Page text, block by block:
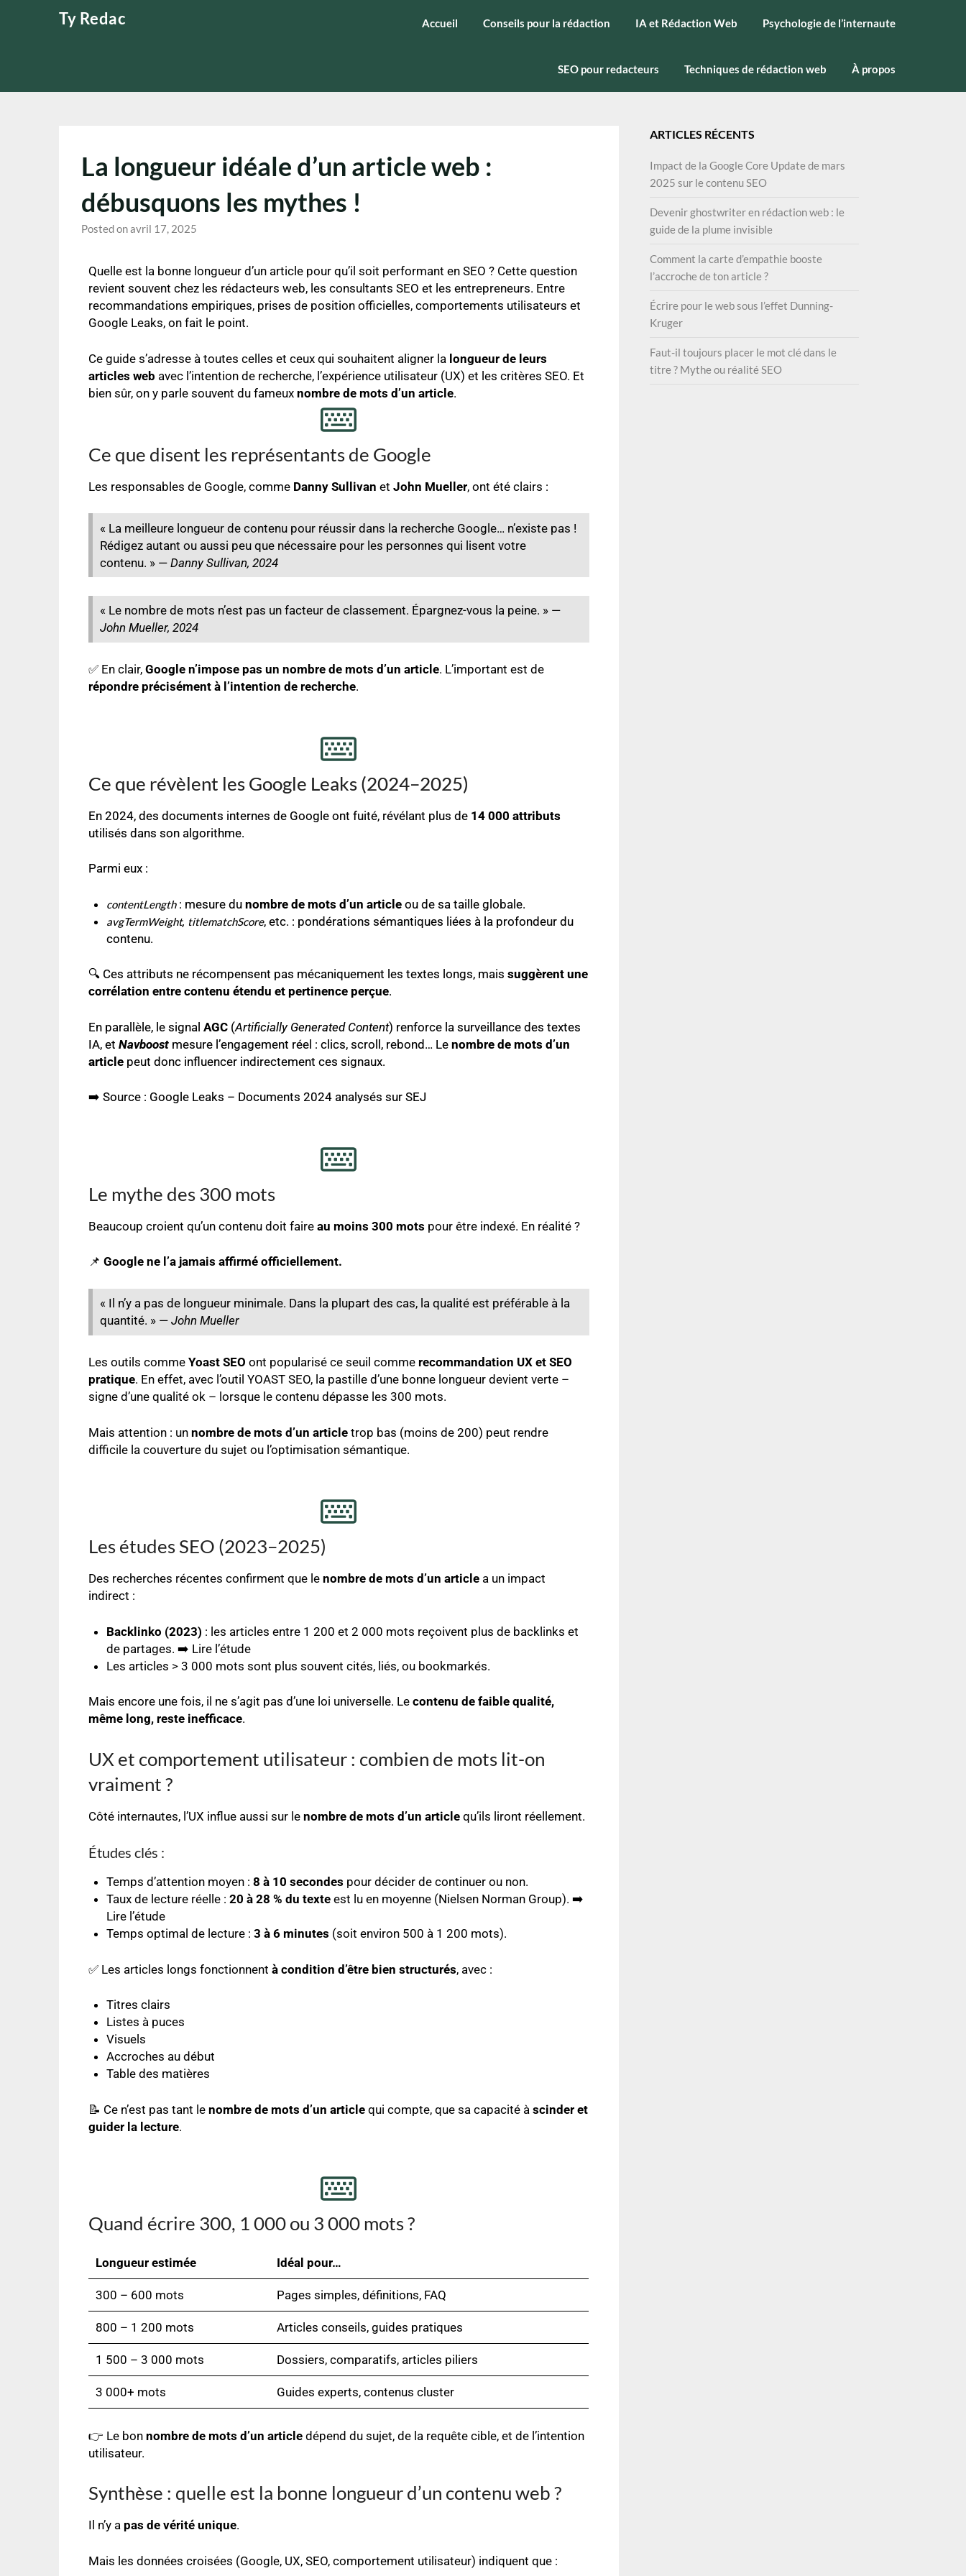
Ty Redac Accueil Conseils pour la rédaction IA et Rédaction Web Psychologie de l’internaute
SEO pour redacteurs Techniques de rédaction web À propos
La longueur idéale d’un article web :
débusquons les mythes !
Posted on avril 17, 2025
Quelle est la bonne longueur d’un article pour qu’il soit performant en SEO ? Cette question
revient souvent chez les rédacteurs web, les consultants SEO et les entrepreneurs. Entre
recommandations empiriques, prises de position officielles, comportements utilisateurs et
Google Leaks, on fait le point.
Ce guide s’adresse à toutes celles et ceux qui souhaitent aligner la longueur de leurs
articles web avec l’intention de recherche, l’expérience utilisateur (UX) et les critères SEO. Et
bien sûr, on y parle souvent du fameuxnombre de mots d’un article.
Ce que disent les représentants de Google
Les responsables de Google, comme Danny Sullivan etJohn Mueller, ont été clairs :
« La meilleure longueur de contenu pour réussir dans la recherche Google… n’existe pas !
Rédigez autant ou aussi peu que nécessaire pour les personnes qui lisent votre
contenu. » —Danny Sullivan, 2024
« Le nombre de mots n’est pas un facteur de classement. Épargnez-vous la peine. » —
John Mueller, 2024
✅ En clair,Google n’impose pas un nombre de mots d’un article. L’important est de
répondre précisément à l’intention de recherche.
Ce que révèlent les Google Leaks (2024–2025)
En 2024, des documents internes de Google ont fuité, révélant plus de 14 000 attributs
utilisés dans son algorithme.
Parmi eux :
contentLength: mesure dunombre de mots d’un article ou de sa taille globale.
avgTermWeight, titlematchScore, etc. : pondérations sémantiques liées à la profondeur du
contenu.
🔍 Ces attributs ne récompensent pas mécaniquement les textes longs, maissuggèrent une
corrélation entre contenu étendu et pertinence perçue.
En parallèle, le signalAGC (Artificially Generated Content) renforce la surveillance des textes
IA, etNavboost mesure l’engagement réel : clics, scroll, rebond… Lenombre de mots d’un
article peut donc influencer indirectement ces signaux.
➡️ Source : Google Leaks – Documents 2024 analysés sur SEJ
Le mythe des 300 mots
Beaucoup croient qu’un contenu doit faireau moins 300 mots pour être indexé. En réalité ?
📌Google ne l’a jamais affirmé officiellement.
« Il n’y a pas de longueur minimale. Dans la plupart des cas, la qualité est préférable à la
quantité. » —John Mueller
Les outils commeYoast SEO ont popularisé ce seuil comme recommandation UX et SEO
pratique. En effet, avec l’outil YOAST SEO, la pastille d’une bonne longueur devient verte –
signe d’une qualité ok – lorsque le contenu dépasse les 300 mots.
Mais attention : unnombre de mots d’un article trop bas (moins de 200) peut rendre
difficile la couverture du sujet ou l’optimisation sémantique.
Les études SEO (2023–2025)
Des recherches récentes confirment que lenombre de mots d’un article a un impact
indirect :
Backlinko (2023) : les articles entre 1 200 et 2 000 mots reçoivent plus de backlinks et
de partages. ➡️ Lire l’étude
Les articles > 3 000 mots sont plus souvent cités, liés, ou bookmarkés.
Mais encore une fois, il ne s’agit pas d’une loi universelle. Lecontenu de faible qualité,
même long, reste inefficace.
UX et comportement utilisateur : combien de mots lit-on
vraiment ?
Côté internautes, l’UX influe aussi sur lenombre de mots d’un article qu’ils liront réellement.
Études clés :
Temps d’attention moyen :8 à 10 secondes pour décider de continuer ou non.
Taux de lecture réelle :20 à 28 % du texte est lu en moyenne (Nielsen Norman Group). ➡️
Lire l’étude
Temps optimal de lecture :3 à 6 minutes (soit environ 500 à 1 200 mots).
✅ Les articles longs fonctionnentà condition d’être bien structurés, avec :
Titres clairs
Listes à puces
Visuels
Accroches au début
Table des matières
📝 Ce n’est pas tant lenombre de mots d’un article qui compte, que sa capacité àscinder et
guider la lecture.
Quand écrire 300, 1 000 ou 3 000 mots ?
Longueur estimée Idéal pour…
300 – 600 mots Pages simples, définitions, FAQ
800 – 1 200 mots Articles conseils, guides pratiques
1 500 – 3 000 mots Dossiers, comparatifs, articles piliers
3 000+ mots Guides experts, contenus cluster
👉 Le bonnombre de mots d’un article dépend du sujet, de la requête cible, et de l’intention
utilisateur.
Synthèse : quelle est la bonne longueur d’un contenu web ?
Il n’y a pas de vérité unique.
Mais les données croisées (Google, UX, SEO, comportement utilisateur) indiquent que :
ARTICLES RÉCENTS
Impact de la Google Core Update de mars
2025 sur le contenu SEO
Devenir ghostwriter en rédaction web : le
guide de la plume invisible
Comment la carte d’empathie booste
l’accroche de ton article ?
Écrire pour le web sous l’effet Dunning-
Kruger
Faut-il toujours placer le mot clé dans le
titre ? Mythe ou réalité SEO